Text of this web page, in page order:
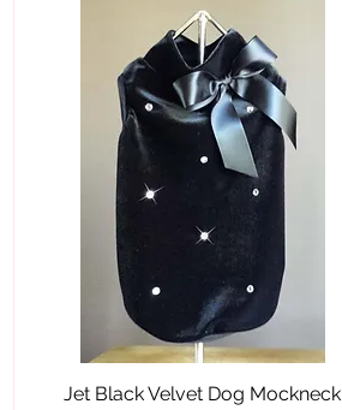
Aperçu rapide
Jet Black Velvet Dog Mockneck